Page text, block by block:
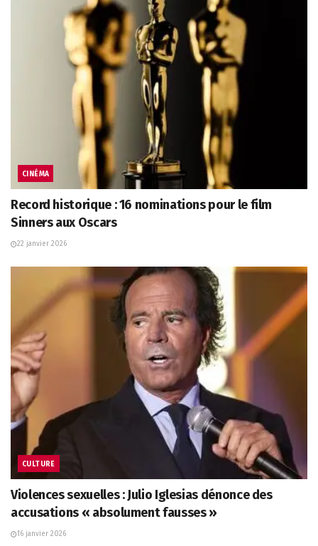
CINÉMA
Record historique : 16 nominations pour le film
Sinners aux Oscars
22 janvier 2026
CULTURE
Violences sexuelles : Julio Iglesias dénonce des
accusations « absolument fausses »
16 janvier 2026